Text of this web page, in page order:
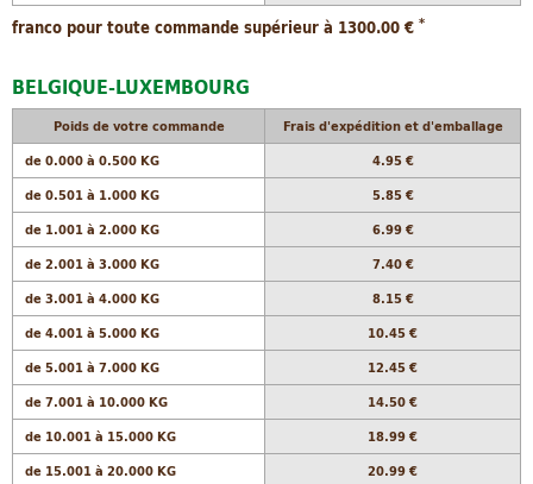
franco pour toute commande supérieur à 1300.00 € *
BELGIQUE-LUXEMBOURG
Poids de votre commande
Frais d'expédition et d'emballage
de 0.000 à 0.500 KG
4.95 €
de 0.501 à 1.000 KG
5.85 €
de 1.001 à 2.000 KG
6.99 €
de 2.001 à 3.000 KG
7.40 €
de 3.001 à 4.000 KG
8.15 €
de 4.001 à 5.000 KG
10.45 €
de 5.001 à 7.000 KG
12.45 €
de 7.001 à 10.000 KG
14.50 €
de 10.001 à 15.000 KG
18.99 €
de 15.001 à 20.000 KG
20.99 €